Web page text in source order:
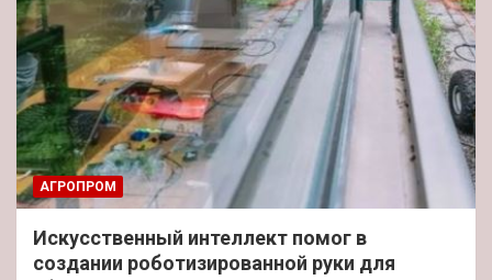
АГРОПРОМ
Искусственный интеллект помог в
создании роботизированной руки для